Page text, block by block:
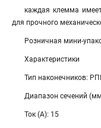
каждая клемма
для прочного
Розничная мини-
Характеристики
Тип наконечников:
Диапазон сечений (мм
Ток (А): 15